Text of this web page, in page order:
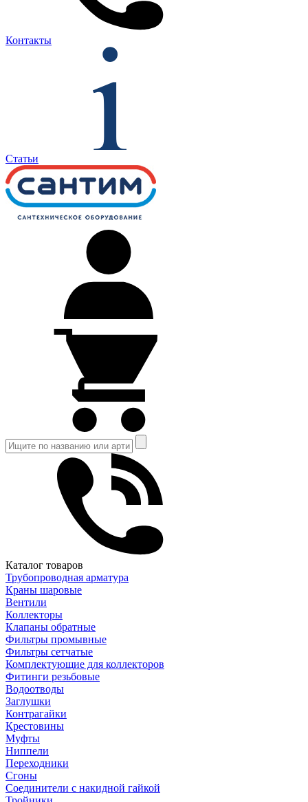
Контакты
Статьи
Каталог товаров
Трубопроводная арматура
Краны шаровые
Вентили
Коллекторы
Клапаны обратные
Фильтры промывные
Фильтры сетчатые
Комплектующие для коллекторов
Фитинги резьбовые
Водоотводы
Заглушки
Контрагайки
Крестовины
Муфты
Ниппели
Переходники
Сгоны
Соединители с накидной гайкой